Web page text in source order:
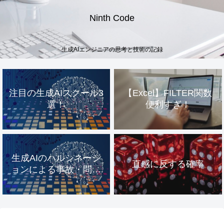
Ninth Code
生成AIエンジニアの思考と技術の記録
注目の生成AIスクール3
選！
【Excel】FILTER関数
便利すぎ！
生成AIのハルシネーシ
ョンによる事故・問題
事例
直感に反する確率